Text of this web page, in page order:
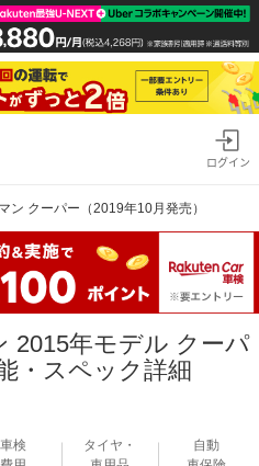
ログイン
ン クーパー（2019年10月発売）
2015年モデル クーパ
・スペック詳細
車検
タイヤ・
自動